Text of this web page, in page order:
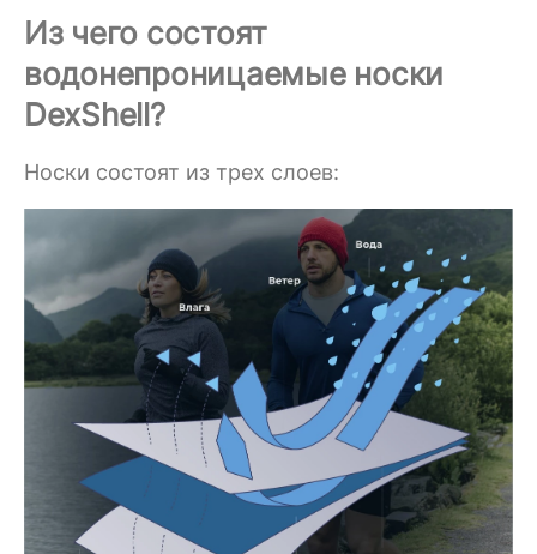
Из чего состоят
водонепроницаемые носки
DexShell?
Носки состоят из трех слоев: